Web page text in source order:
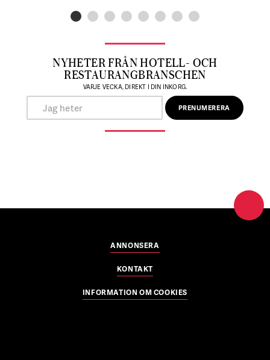
NYHETER FRÅN HOTELL- OCH
RESTAURANGBRANSCHEN
VARJE VECKA, DIREKT I DIN INKORG.
ANNONSERA
KONTAKT
INFORMATION OM COOKIES